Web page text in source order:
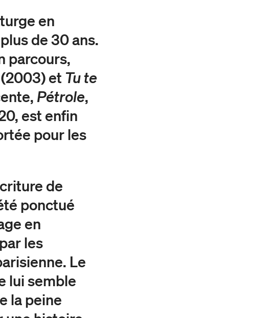
en
de 30 ans.
parcours,
et Tu te
Pétrole,
est enfin
pour les
de
ponctué
en
les
Le
lui semble
la peine